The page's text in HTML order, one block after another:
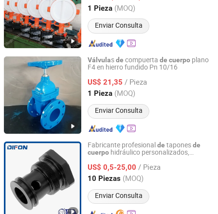
1 Pieza (MOQ)
Enviar Consulta
Tianjin, China Desde 2010
Válvulasde compuerta de cuerpo plano
F4 en hierro fundido Pn 10/16
US$ 21,35 / Pieza
1 Pieza (MOQ)
Enviar Consulta
Botou Valve Manufacturing Industry Co., Ltd.
Hebei, China Desde 2020
Fabricante profesional de taponesde
cuerpo hidráulico personalizados,
US$ 0,5-25,00 / Pieza
10 Piezas (MOQ)
Enviar Consulta
Qingdao Difon Machinery CO., LTD.
Shandong, China Desde 2021